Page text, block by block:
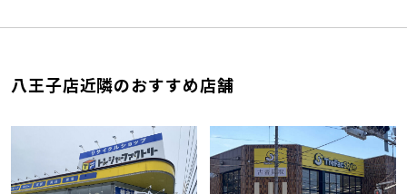
八王子店近隣のおすすめ店舗